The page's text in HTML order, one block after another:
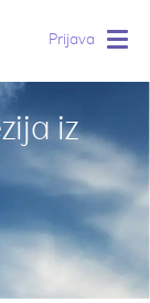
Prijava
iz